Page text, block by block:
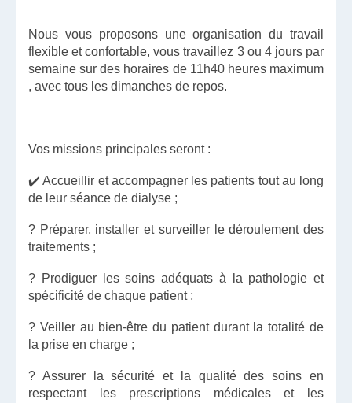
Nous vous proposons une organisation du travail
flexible et confortable, vous travaillez 3 ou 4 jours par
semaine sur des horaires de 11h40 heures maximum
, avec tous les dimanches de repos.
Vos missions principales seront :
✔️ Accueillir et accompagner les patients tout au long
de leur séance de dialyse ;
? Préparer, installer et surveiller le déroulement des
traitements ;
? Prodiguer les soins adéquats à la pathologie et
spécificité de chaque patient ;
? Veiller au bien-être du patient durant la totalité de
la prise en charge ;
? Assurer la sécurité et la qualité des soins en
respectant les prescriptions médicales et les